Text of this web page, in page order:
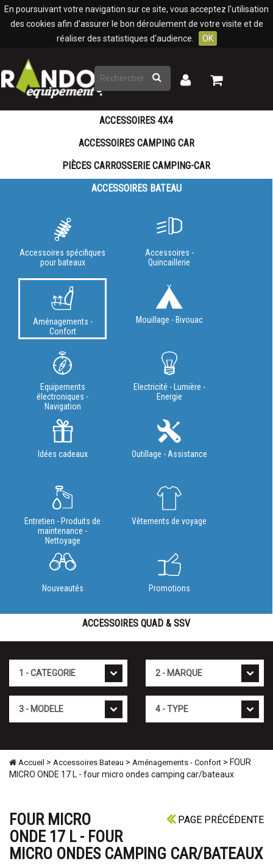
En poursuivant votre navigation sur ce site, vous acceptez l'utilisation
des cookies afin d'assurer le bon déroulement de votre visite et de
réaliser des statistiques d'audience.
OK
Rechercher
Mon
Mon
ACCESSOIRES 4X4
ACCESSOIRES CAMPING CAR
PIÈCES CARROSSERIE CAMPING-CAR
ACCESSOIRES BATEAU
Accessoires spécifiques
pour bateaux
Accessoires -
Quincaillerie
Aménagements -
Confort
Mouillage - Bivouac
Equipements
électroniques -
Navigation
Electricité - Lumière -
Energie
Idées cadeaux Outillage - Assistance
Entretien - Produits de
maintenance -
Nettoyage
Vêtements de voyage
Nouveautés Promotions
ACCESSOIRES QUAD & SSV
Accueil > Accessoires Bateau > Aménagements - Confort > FOUR
MICRO ONDE 17 L - four micro ondes camping car/bateaux
PAGE PRÉCÉDENTE
FOUR MICRO
ONDE 17 L - FOUR
MICRO ONDES CAMPING CAR/BATEAUX
Panneau de gestion des cookies